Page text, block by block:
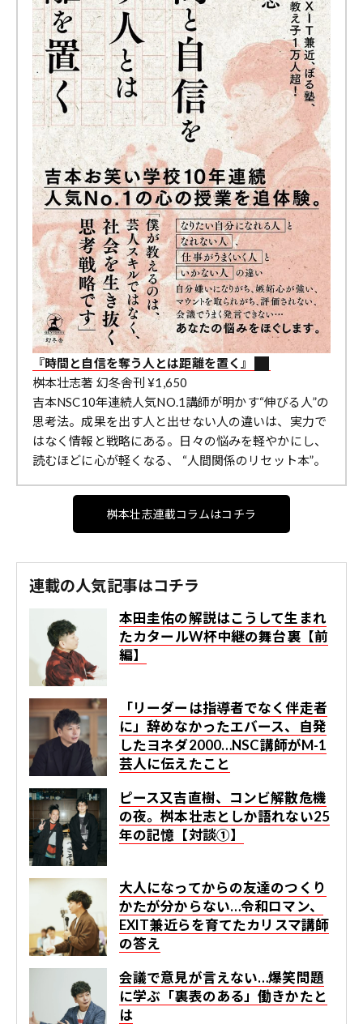
『時間と自信を奪う人とは距離を置く』
桝本壮志著 幻冬舎刊 ¥1,650
吉本NSC10年連続人気NO.1講師が明かす“伸びる人”の
思考法。成果を出す人と出せない人の違いは、実力で
はなく情報と戦略にある。日々の悩みを軽やかにし、
読むほどに心が軽くなる、 “人間関係のリセット本”。
桝本壮志連載コラムはコチラ
連載の人気記事はコチラ
本田圭佑の解説はこうして生まれ
た――カタールW杯中継の舞台裏【前
編】
「リーダーは指導者でなく伴走者
に」辞めなかったエバース、自発
したヨネダ2000…NSC講師がM-1
芸人に伝えたこと
ピース又吉直樹、コンビ解散危機
の夜。桝本壮志としか語れない25
年の記憶【対談①】
大人になってからの友達のつくり
かたが分からない…令和ロマン、
EXIT兼近らを育てたカリスマ講師
の答え
会議で意見が言えない…爆笑問題
に学ぶ「裏表のある」働きかたと
は